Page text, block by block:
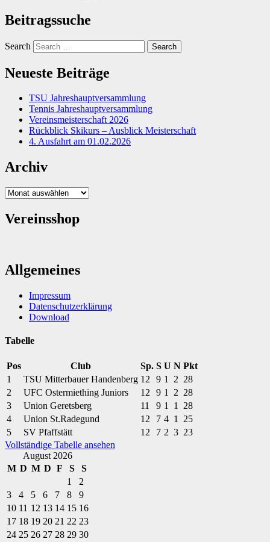
Beitragssuche
Search
Neueste Beiträge
TSU Jahreshauptversammlung
Tennis Jahreshauptversammlung
Vereinsmeisterschaft 2026
Rückblick Skikurs – Ausblick Meisterschaft
4. Ausfahrt am 01.02.2026
Archiv
Archiv
Vereinsshop
Allgemeines
Impressum
Datenschutzerklärung
Download
Tabelle
Pos Club Sp. S U N Pkt
1
TSU Mitterbauer Handenberg 12 9 1 2 28
2
UFC Ostermiething Juniors 12 9 1 2 28
3
Union Geretsberg 11 9 1 1 28
4
Union St.Radegund 12 7 4 1 25
5
SV Pfaffstätt 12 7 2 3 23
Vollständige Tabelle ansehen
August 2026
M D M D F S
S
1
2
3
4 5 6 7 8
9
10 11 12 13 14 15 16
17 18 19 20 21 22 23
24 25 26 27 28 29 30